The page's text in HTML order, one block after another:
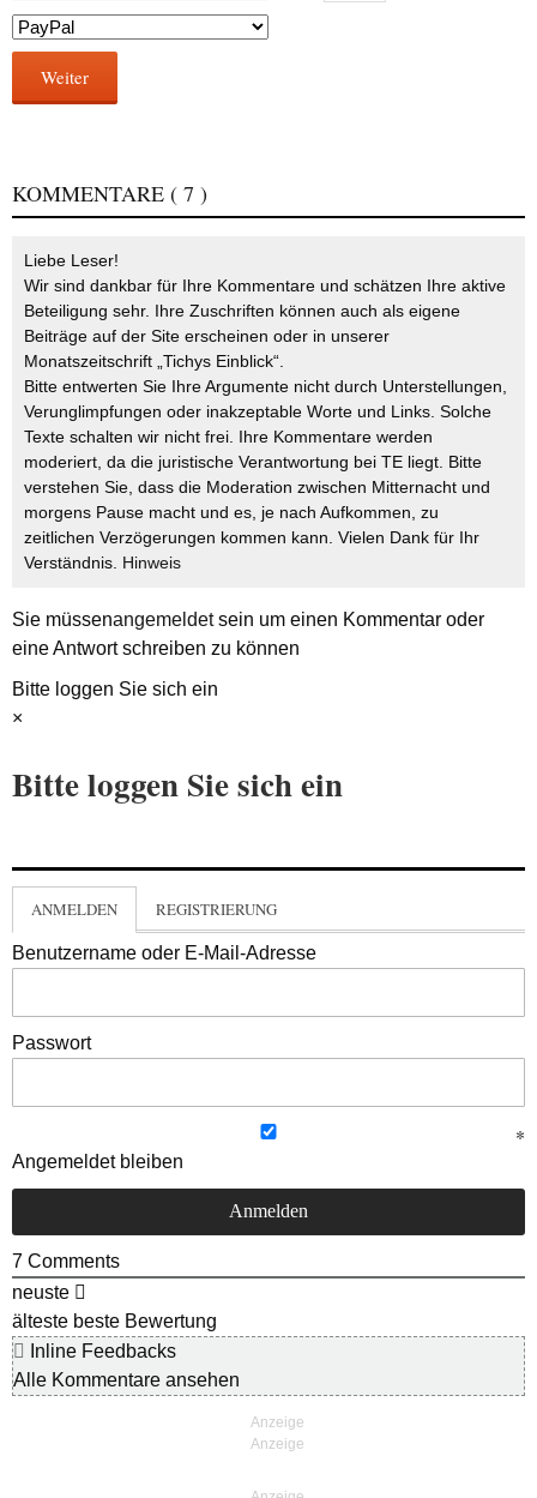
Weiter
KOMMENTARE ( 7 )
Liebe Leser!
Wir sind dankbar für Ihre Kommentare und schätzen Ihre aktive
Beteiligung sehr. Ihre Zuschriften können auch als eigene
Beiträge auf der Site erscheinen oder in unserer
Monatszeitschrift „Tichys Einblick“.
Bitte entwerten Sie Ihre Argumente nicht durch Unterstellungen,
Verunglimpfungen oder inakzeptable Worte und Links. Solche
Texte schalten wir nicht frei. Ihre Kommentare werden
moderiert, da die juristische Verantwortung bei TE liegt. Bitte
verstehen Sie, dass die Moderation zwischen Mitternacht und
morgens Pause macht und es, je nach Aufkommen, zu
zeitlichen Verzögerungen kommen kann. Vielen Dank für Ihr
Verständnis. Hinweis
Sie müssenangemeldetsein um einen Kommentar oder
eine Antwort schreiben zu können
Bitte loggen Sie sich ein
×
Bitte loggen Sie sich ein
ANMELDEN REGISTRIERUNG
Benutzername oder E-Mail-Adresse
Passwort
Angemeldet bleiben
7 Comments
neuste
älteste beste Bewertung
Inline Feedbacks
Alle Kommentare ansehen